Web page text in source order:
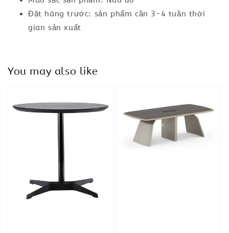
Đặt hàng trước: sản phẩm cần 3-4 tuần thời
gian sản xuất
You may also like